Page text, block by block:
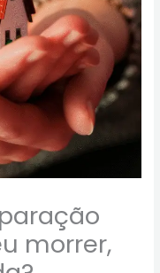
morrer,